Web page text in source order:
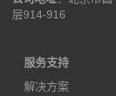
层914-916
服务支持
解决方案